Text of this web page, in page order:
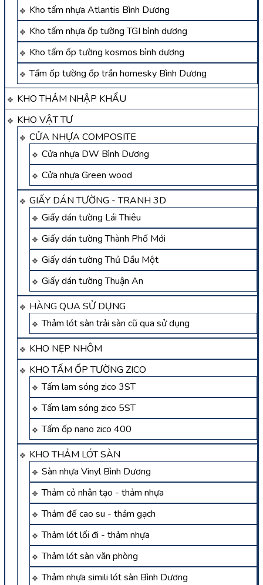
Kho tấm nhựa Atlantis Bình Dương
Kho tấm nhựa ốp tường TGI bình dương
Kho tấm ốp tường kosmos bình dương
Tấm ốp tường ốp trần homesky Bình Dương
KHO THẢM NHẬP KHẨU
KHO VẬT TƯ
CỬA NHỰA COMPOSITE
Cửa nhựa DW Bình Dương
Cửa nhựa Green wood
GIẤY DÁN TƯỜNG - TRANH 3D
Giấy dán tường Lái Thiêu
Giấy dán tường Thành Phố Mới
Giấy dán tường Thủ Dầu Một
Giấy dán tường Thuận An
HÀNG QUA SỬ DỤNG
Thảm lót sàn trải sàn cũ qua sử dụng
KHO NẸP NHÔM
KHO TẤM ỐP TƯỜNG ZICO
Tấm lam sóng zico 3ST
Tấm lam sóng zico 5ST
Tấm ốp nano zico 400
KHO THẢM LÓT SÀN
Sàn nhựa Vinyl Bình Dương
Thảm cỏ nhân tạo - thảm nhựa
Thảm đế cao su - thảm gạch
Thảm lót lối đi - thảm nhựa
Thảm lót sàn văn phòng
Thảm nhựa simili lót sàn Bình Dương